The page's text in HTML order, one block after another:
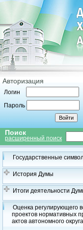
Авторизация
Логин
Пароль
Поиск
расширенный поиск
Государственные
История Думы
Итоги деятельности
Оценка регулирующего
проектов нормативных
актов автономного округа